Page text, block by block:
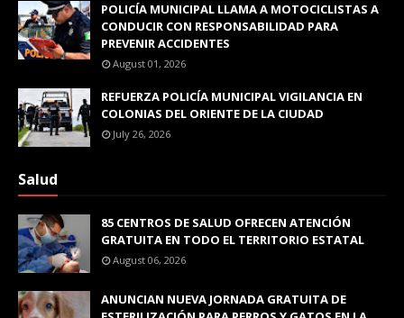
POLICÍA MUNICIPAL LLAMA A MOTOCICLISTAS A
CONDUCIR CON RESPONSABILIDAD PARA
PREVENIR ACCIDENTES
August 01, 2026
REFUERZA POLICÍA MUNICIPAL VIGILANCIA EN
COLONIAS DEL ORIENTE DE LA CIUDAD
July 26, 2026
Salud
85 CENTROS DE SALUD OFRECEN ATENCIÓN
GRATUITA EN TODO EL TERRITORIO ESTATAL
August 06, 2026
ANUNCIAN NUEVA JORNADA GRATUITA DE